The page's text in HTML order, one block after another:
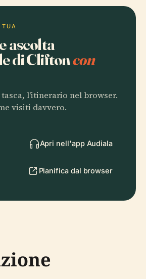
ascolta
di Cliftoncon
l'itinerario nel browser.
visiti davvero.
Apri nell'app Audiala
Pianifica dal browser